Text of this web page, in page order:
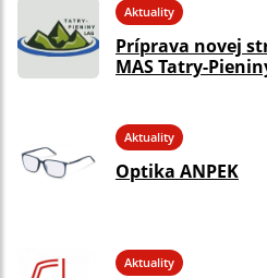
Aktuality
Príprava novej
MAS Tatry-
Aktuality
Optika ANPEK
Aktuality